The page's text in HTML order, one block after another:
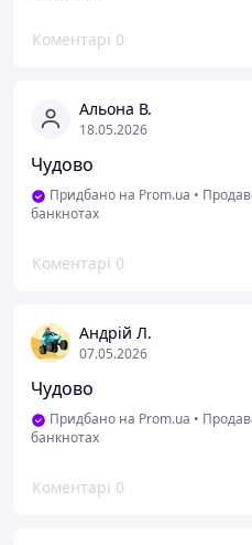
Коментарі 0
Альона В.
18.05.2026
Чудово
Придбано на Prom.ua •
банкнотах
Коментарі 0
Андрій Л.
07.05.2026
Чудово
Придбано на Prom.ua •
банкнотах
Коментарі 0